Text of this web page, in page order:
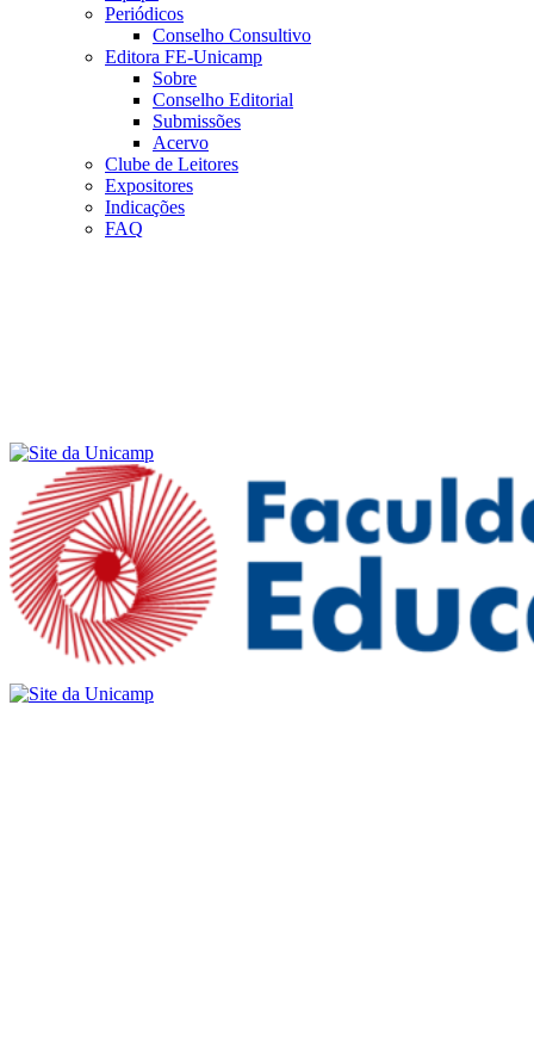
Periódicos
Conselho Consultivo
Editora FE-Unicamp
Sobre
Conselho Editorial
Submissões
Acervo
Clube de Leitores
Expositores
Indicações
FAQ